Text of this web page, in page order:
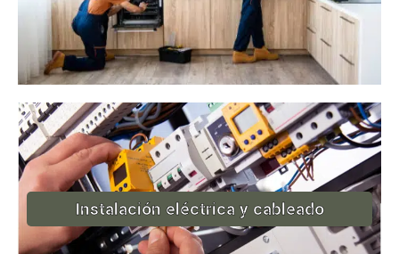
Instalación eléctrica y cableado